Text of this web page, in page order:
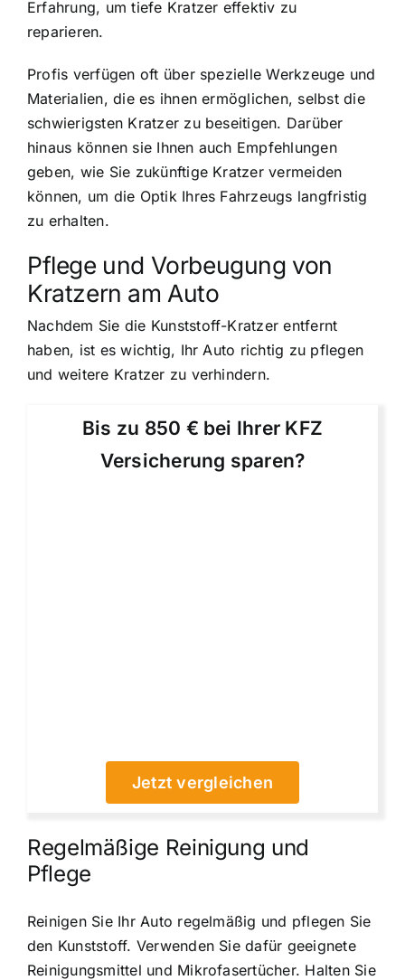
Erfahrung, um tiefe Kratzer effektiv zu
reparieren.
Profis verfügen oft über spezielle Werkzeuge und
Materialien, die es ihnen ermöglichen, selbst die
schwierigsten Kratzer zu beseitigen. Darüber
hinaus können sie Ihnen auch Empfehlungen
geben, wie Sie zukünftige Kratzer vermeiden
können, um die Optik Ihres Fahrzeugs langfristig
zu erhalten.
Pflege und Vorbeugung von
Kratzern am Auto
Nachdem Sie die Kunststoff-Kratzer entfernt
haben, ist es wichtig, Ihr Auto richtig zu pflegen
und weitere Kratzer zu verhindern.
Bis zu 850 € bei Ihrer KFZ
Versicherung sparen?
Jetzt vergleichen
Regelmäßige Reinigung und
Pflege
Reinigen Sie Ihr Auto regelmäßig und pflegen Sie
den Kunststoff. Verwenden Sie dafür geeignete
Reinigungsmittel und Mikrofasertücher. Halten Sie